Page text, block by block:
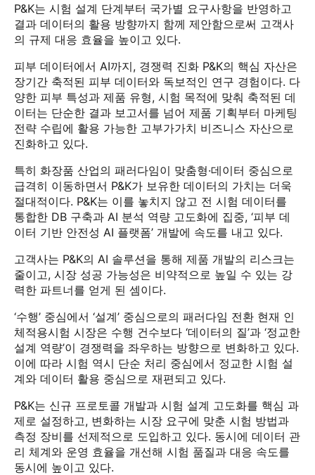
P&K는 시험 설계 단계부터 국가별 요구사항을 반영하고
결과 데이터의 활용 방향까지 함께 제안함으로써 고객사
의 규제 대응 효율을 높이고 있다.
피부 데이터에서 AI까지, 경쟁력 진화 P&K의 핵심 자산은
장기간 축적된 피부 데이터와 독보적인 연구 경험이다. 다
양한 피부 특성과 제품 유형, 시험 목적에 맞춰 축적된 데
이터는 단순한 결과 보고서를 넘어 제품 기획부터 마케팅
전략 수립에 활용 가능한 고부가가치 비즈니스 자산으로
진화하고 있다.
특히 화장품 산업의 패러다임이 맞춤형·데이터 중심으로
급격히 이동하면서 P&K가 보유한 데이터의 가치는 더욱
절대적이다. P&K는 이를 놓치지 않고 전 시험 데이터를
통합한 DB 구축과 AI 분석 역량 고도화에 집중, ‘피부 데
이터 기반 안전성 AI 플랫폼’ 개발에 속도를 내고 있다.
고객사는 P&K의 AI 솔루션을 통해 제품 개발의 리스크는
줄이고, 시장 성공 가능성은 비약적으로 높일 수 있는 강
력한 파트너를 얻게 된 셈이다.
‘수행’ 중심에서 ‘설계’ 중심으로의 패러다임 전환 현재 인
체적용시험 시장은 수행 건수보다 ‘데이터의 질’과 ‘정교한
설계 역량’이 경쟁력을 좌우하는 방향으로 변화하고 있다.
이에 따라 시험 역시 단순 처리 중심에서 정교한 시험 설
계와 데이터 활용 중심으로 재편되고 있다.
P&K는 신규 프로토콜 개발과 시험 설계 고도화를 핵심 과
제로 설정하고, 변화하는 시장 요구에 맞춘 시험 방법과
측정 장비를 선제적으로 도입하고 있다. 동시에 데이터 관
리 체계와 운영 효율을 개선해 시험 품질과 대응 속도를
동시에 높이고 있다.